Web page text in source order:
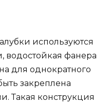
используются
водостойкая фанера
для однократного
закреплена
Такая конструкция